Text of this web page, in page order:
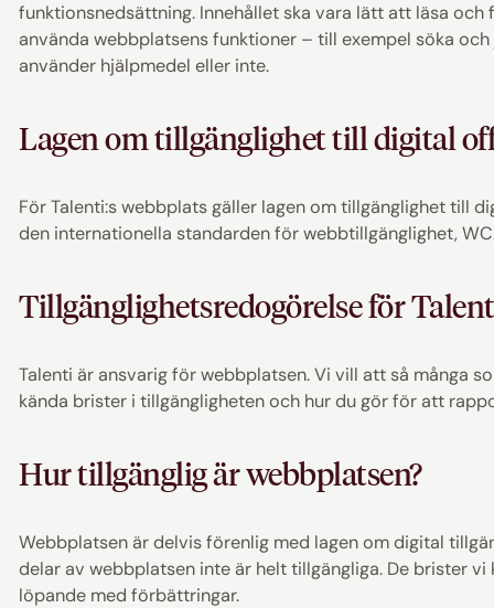
funktionsnedsättning. Innehållet ska vara lätt att läsa
använda webbplatsens funktioner – till exempel söka
använder hjälpmedel eller inte.
Lagen om tillgänglighet till digital
För Talenti:s webbplats gäller lagen om tillgänglighet till
den internationella standarden för webbtillgänglighet,
Tillgänglighetsredogörelse för
Talenti är ansvarig för webbplatsen. Vi vill att så många
kända brister i tillgängligheten och hur du gör för att
Hur tillgänglig är webbplatsen?
Webbplatsen är delvis förenlig med lagen om digital
delar av webbplatsen inte är helt tillgängliga. De brister
löpande med förbättringar.